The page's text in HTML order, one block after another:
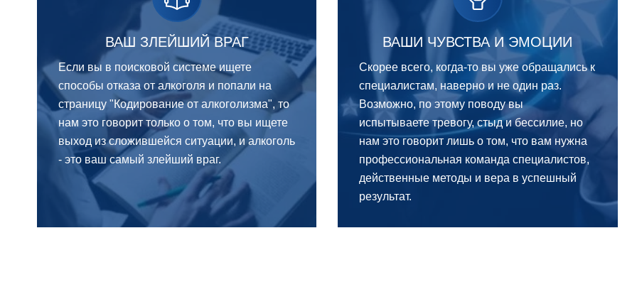
ВАШ ЗЛЕЙШИЙ ВРАГ
Если вы в поисковой системе ищете
способы отказа от алкоголя и попали на
страницу "Кодирование от алкоголизма", то
нам это говорит только о том, что вы ищете
выход из сложившейся ситуации, и алкоголь
- это ваш самый злейший враг.
ВАШИ ЧУВСТВА И ЭМОЦИИ
Скорее всего, когда-то вы уже обращались к
специалистам, наверно и не один раз.
Возможно, по этому поводу вы
испытываете тревогу, стыд и бессилие, но
нам это говорит лишь о том, что вам нужна
профессиональная команда специалистов,
действенные методы и вера в успешный
результат.